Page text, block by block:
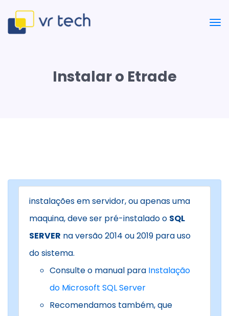
Instalar o Etrade
instalações em servidor, ou apenas uma
maquina, deve ser pré-instalado o SQL
SERVER na versão 2014 ou 2019 para uso
do sistema.
Consulte o manual para Instalação
do Microsoft SQL Server
Recomendamos também, que